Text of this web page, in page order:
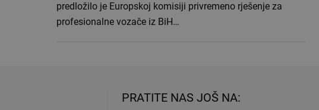
predložilo je Europskoj komisiji privremeno rješenje za
profesionalne vozače iz BiH…
PRATITE NAS JOŠ NA: